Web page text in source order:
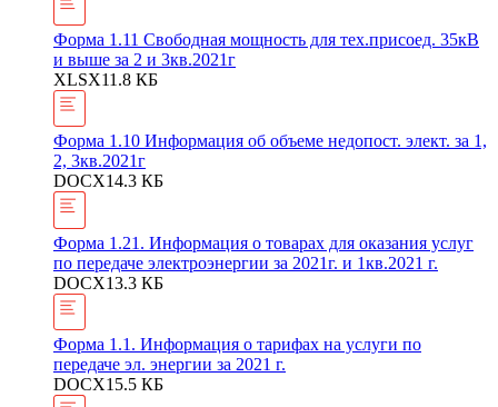
Форма 1.11 Свободная мощность для тех.присоед. 35кВ
и выше за 2 и 3кв.2021г
XLSX11.8 КБ
Форма 1.10 Информация об объеме недопост. элект. за 1,
2, 3кв.2021г
DOCX14.3 КБ
Форма 1.21. Информация о товарах для оказания услуг
по передаче электроэнергии за 2021г. и 1кв.2021 г.
DOCX13.3 КБ
Форма 1.1. Информация о тарифах на услуги по
передаче эл. энергии за 2021 г.
DOCX15.5 КБ